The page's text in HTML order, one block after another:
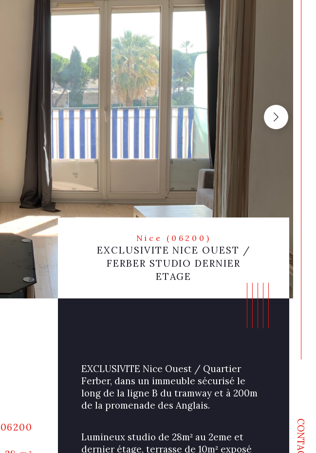
CONTACT
Nice (06200)
EXCLUSIVITE NICE OUEST /
FERBER STUDIO DERNIER
ETAGE
06200
EXCLUSIVITE Nice Ouest / Quartier
Ferber, dans un immeuble sécurisé le
long de la ligne B du tramway et à 200m
de la promenade des Anglais.
Lumineux studio de 28m² au 2eme et
dernier étage, terrasse de 10m² exposé